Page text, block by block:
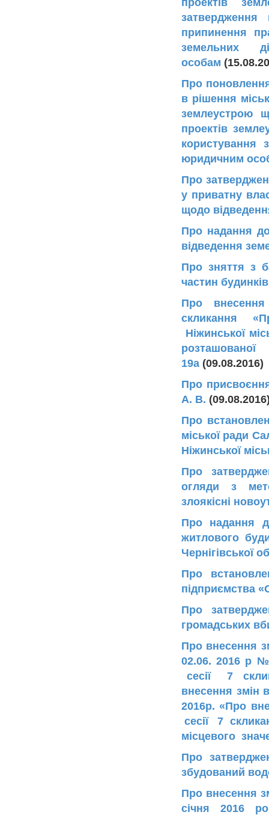
затвердження
припинення
земельних
особам
Про
в рішення
землеустрою
проектів
користування
юридичним
Про
у приватну
щодо
Про надання
відведення
Про зняття з
частин будинків
Про
cкликання
Ніжинської
19а (09.08.2016)
Про
А. В.
Про
міської ради
Ніжинської
Про
огляди з
злоякісні
Про надання
житлового
Чернігівської
Про
підприємства
Про
громадських
Про внесення
02.06. 2016 р №
сесії 7
внесення змін
2016р. «Про
сесії 7
місцевого
Про
збудований
Про внесення
січня 2016